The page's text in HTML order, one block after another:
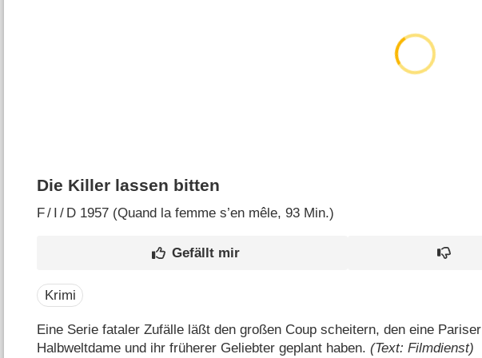
Die Killer lassen bitten
F/ I / D 1957 (Quand la femme s’en mêle‎, 93 Min.)
Krimi
Eine Serie fataler Zufälle läßt den großen Coup scheitern, den eine Pariser
Halbweltdame und ihr früherer Geliebter geplant haben.(Text: Filmdienst)